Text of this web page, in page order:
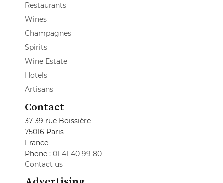
Restaurants
Wines
Champagnes
Spirits
Wine Estate
Hotels
Artisans
Contact
37-39 rue Boissière
75016 Paris
France
Phone : 01 41 40 99 80
Contact us